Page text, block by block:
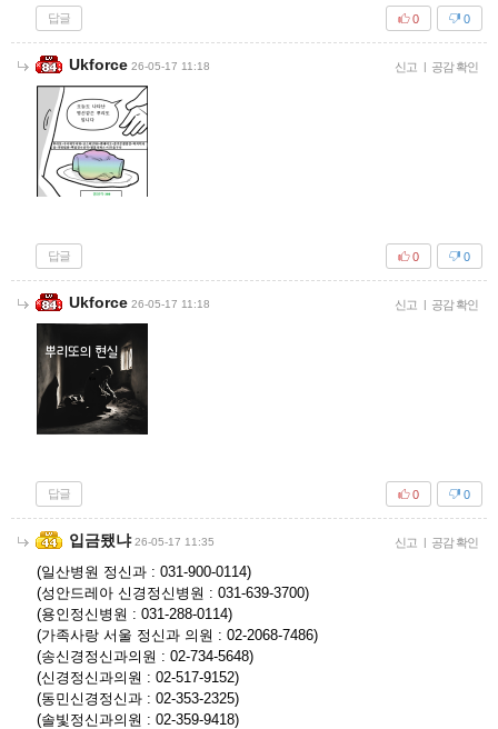
답글 0
0
Ukforce 26-05-17 11:18 신고 | 공감 확인
답글 0
0
Ukforce 26-05-17 11:18 신고 | 공감 확인
답글 0
0
입금됐냐 26-05-17 11:35 신고 | 공감 확인
(일산병원 정신과 : 031-900-0114)
(성안드레아 신경정신병원 : 031-639-3700)
(용인정신병원 : 031-288-0114)
(가족사랑 서울 정신과 의원 : 02-2068-7486)
(송신경정신과의원 : 02-734-5648)
(신경정신과의원 : 02-517-9152)
(동민신경정신과 : 02-353-2325)
(솔빛정신과의원 : 02-359-9418)